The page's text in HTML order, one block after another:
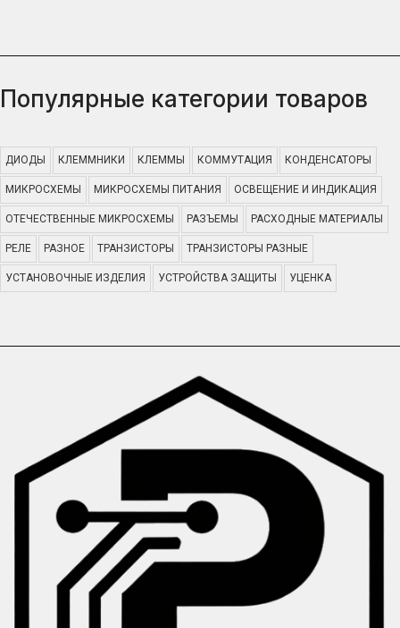
Популярные категории товаров
ДИОДЫ КЛЕММНИКИ КЛЕММЫ КОММУТАЦИЯ КОНДЕНСАТОРЫ
МИКРОСХЕМЫ МИКРОСХЕМЫ ПИТАНИЯ ОСВЕЩЕНИЕ И ИНДИКАЦИЯ
ОТЕЧЕСТВЕННЫЕ МИКРОСХЕМЫ РАЗЪЕМЫ РАСХОДНЫЕ МАТЕРИАЛЫ
РЕЛЕ РАЗНОЕ ТРАНЗИСТОРЫ ТРАНЗИСТОРЫ РАЗНЫЕ
УСТАНОВОЧНЫЕ ИЗДЕЛИЯ УСТРОЙСТВА ЗАЩИТЫ УЦЕНКА